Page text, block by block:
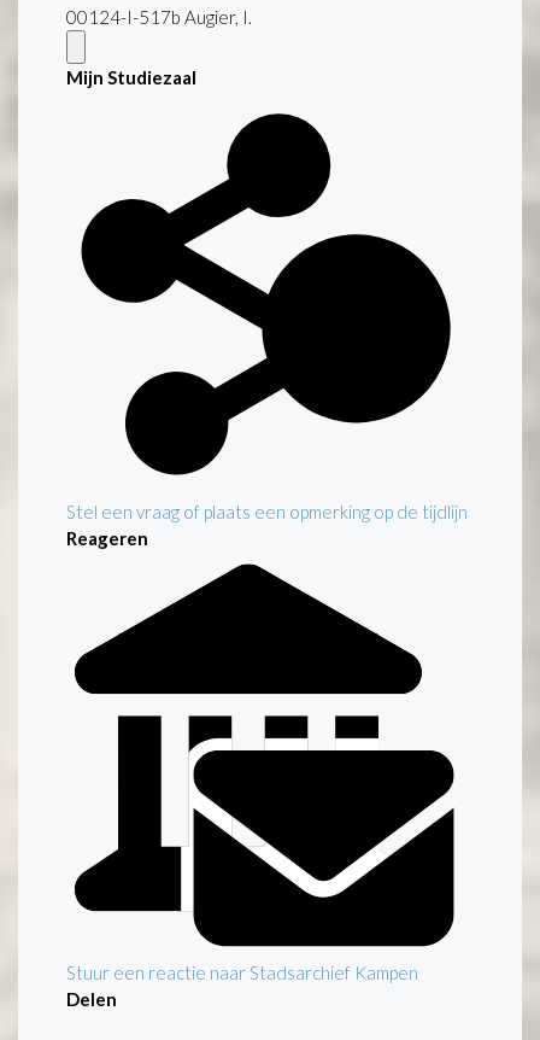
00124-I-517b Augier, I.
Mijn Studiezaal
Stel een vraag of plaats een opmerking op de tijdlijn
Reageren
Stuur een reactie naar Stadsarchief Kampen
Delen